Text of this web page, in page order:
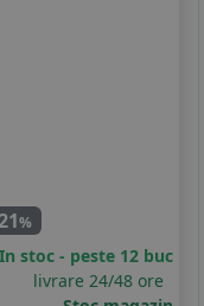
%
In stoc - peste 12 buc
livrare 24/48 ore